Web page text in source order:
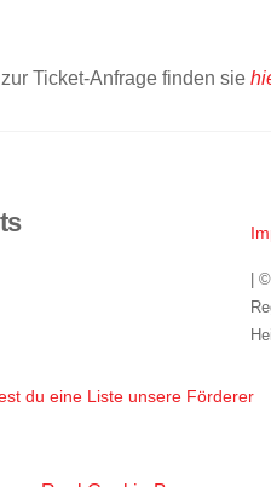
Ticket-Anfrage finden sie
|
du eine Liste unsere Förderer